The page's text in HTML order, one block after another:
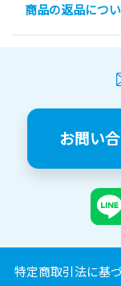
商品の返品につ
お問い
特定商取引法に基